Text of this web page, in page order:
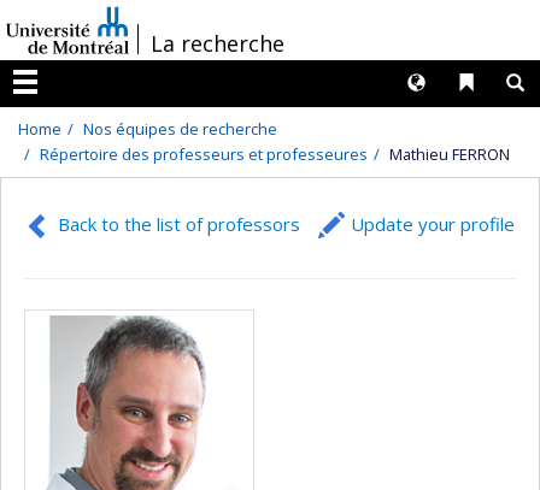
au
contenu
/La recherche
Menu
Liens
Langues
Home
Nos équipes de recherche
Répertoire des professeurs et professeures
Mathieu FERRON
Back to the list of professors Update your profile